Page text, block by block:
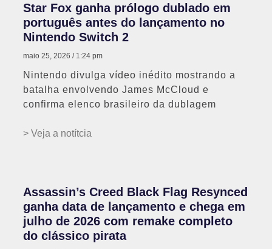
Star Fox ganha prólogo dublado em
português antes do lançamento no
Nintendo Switch 2
maio 25, 2026 1:24 pm
Nintendo divulga vídeo inédito mostrando a
batalha envolvendo James McCloud e
confirma elenco brasileiro da dublagem
> Veja a notítcia
Assassin’s Creed Black Flag Resynced
ganha data de lançamento e chega em
julho de 2026 com remake completo
do clássico pirata